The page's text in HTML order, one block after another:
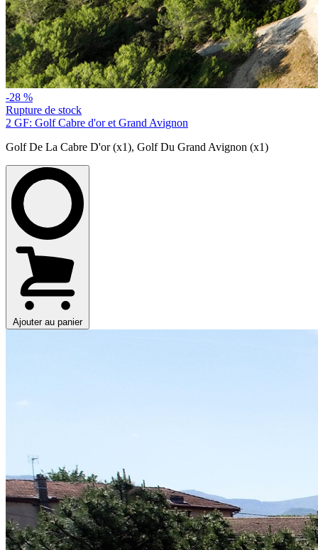
-28 %
Rupture de stock
2 GF: Golf Cabre d'or et Grand Avignon
Golf De La Cabre D'or (x1), Golf Du Grand Avignon (x1)
Ajouter au panier